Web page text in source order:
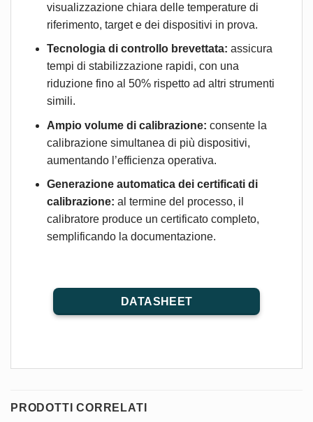
visualizzazione chiara delle temperature di
riferimento, target e dei dispositivi in prova. ​
Tecnologia di controllo brevettata: assicura
tempi di stabilizzazione rapidi, con una
riduzione fino al 50% rispetto ad altri strumenti
simili. ​
Ampio volume di calibrazione: consente la
calibrazione simultanea di più dispositivi,
aumentando l’efficienza operativa. ​
Generazione automatica dei certificati di
calibrazione: al termine del processo, il
calibratore produce un certificato completo,
semplificando la documentazione. ​
DATASHEET
PRODOTTI CORRELATI